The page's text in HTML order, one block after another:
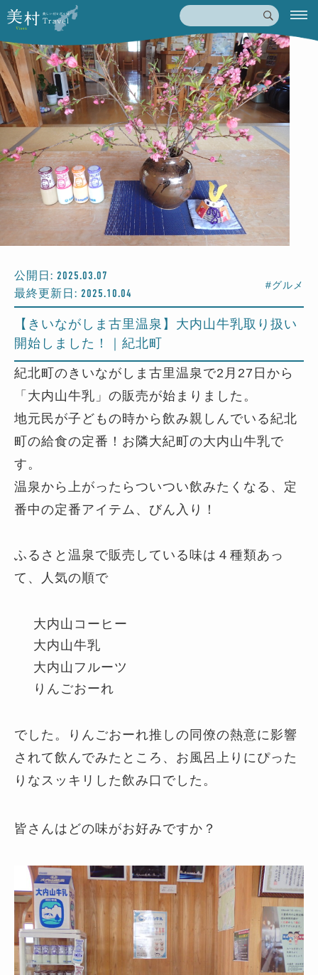
公開日: 2025.03.07
最終更新日: 2025.10.04
#グルメ
【きいながしま古里温泉】大内山牛乳取り扱い
開始しました！｜紀北町
紀北町のきいながしま古里温泉で2月27日から
「大内山牛乳」の販売が始まりました。
地元民が子どもの時から飲み親しんでいる紀北
町の給食の定番！お隣大紀町の大内山牛乳で
す。
温泉から上がったらついつい飲みたくなる、定
番中の定番アイテム、びん入り！
ふるさと温泉で販売している味は４種類あっ
て、人気の順で
大内山コーヒー
大内山牛乳
大内山フルーツ
りんごおーれ
でした。りんごおーれ推しの同僚の熱意に影響
されて飲んでみたところ、お風呂上りにぴった
りなスッキリした飲み口でした。
皆さんはどの味がお好みですか？